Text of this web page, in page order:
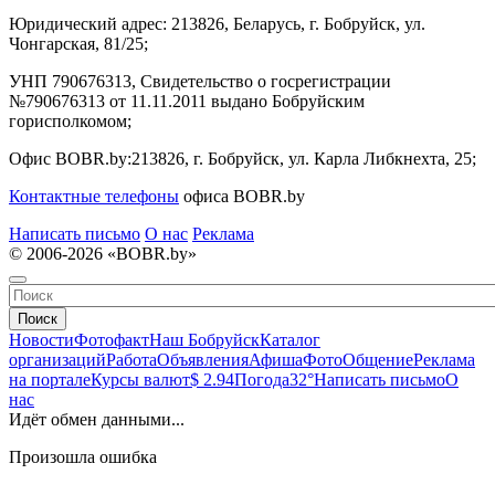
Юридический адрес: 213826, Беларусь, г. Бобруйск, ул.
Чонгарская, 81/25;
УНП 790676313, Свидетельство о госрегистрации
№790676313 от 11.11.2011 выдано Бобруйским
горисполкомом;
Офис BOBR.by:213826, г. Бобруйск, ул. Карла Либкнехта, 25;
Контактные телефоны офиса BOBR.by
Написать письмо О нас Реклама
© 2006-2026 «BOBR.by»
Поиск
НовостиФотофактНаш БобруйскКаталог
организацийРаботаОбъявленияАфишаФотоОбщениеРеклама
на порталеКурсы валют$ 2.94Погода32°Написать письмоО
нас
Идёт обмен данными...
Произошла ошибка